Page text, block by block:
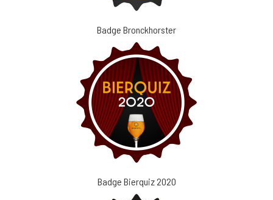
Badge Bronckhorster
Badge Bierquiz 2020